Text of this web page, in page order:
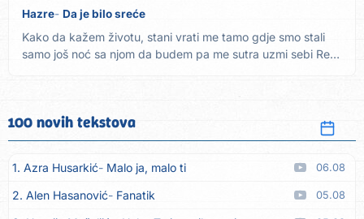
Hazre Da je bilo sreće
Kako da kažem životu, stani vrati me tamo gdje smo stali
samo još noć sa njom da budem pa me sutra uzmi sebi Ref.
100 novih tekstova
1. Azra Husarkić Malo ja, malo ti 06.08
2. Alen Hasanović Fanatik 05.08